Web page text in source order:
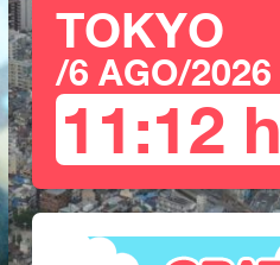
TOKYO
/6 AGO/2026
11:12